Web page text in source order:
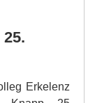
Erkelenz